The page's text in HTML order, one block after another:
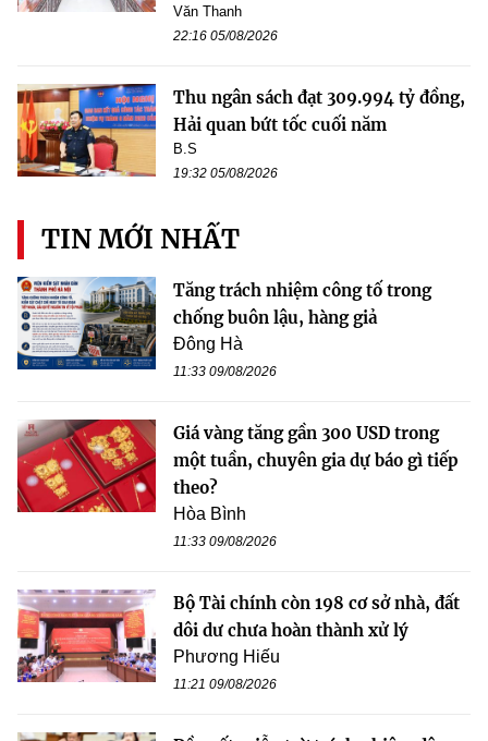
Văn Thanh
22:16 05/08/2026
Thu ngân sách đạt 309.994 tỷ đồng,
Hải quan bứt tốc cuối năm
B.S
19:32 05/08/2026
TIN MỚI NHẤT
Tăng trách nhiệm công tố trong
chống buôn lậu, hàng giả
Đông Hà
11:33 09/08/2026
Giá vàng tăng gần 300 USD trong
một tuần, chuyên gia dự báo gì tiếp
theo?
Hòa Bình
11:33 09/08/2026
Bộ Tài chính còn 198 cơ sở nhà, đất
dôi dư chưa hoàn thành xử lý
Phương Hiếu
11:21 09/08/2026